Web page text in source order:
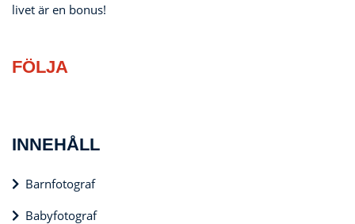
livet är en bonus!
FÖLJA
INNEHÅLL
Barnfotograf
Babyfotograf